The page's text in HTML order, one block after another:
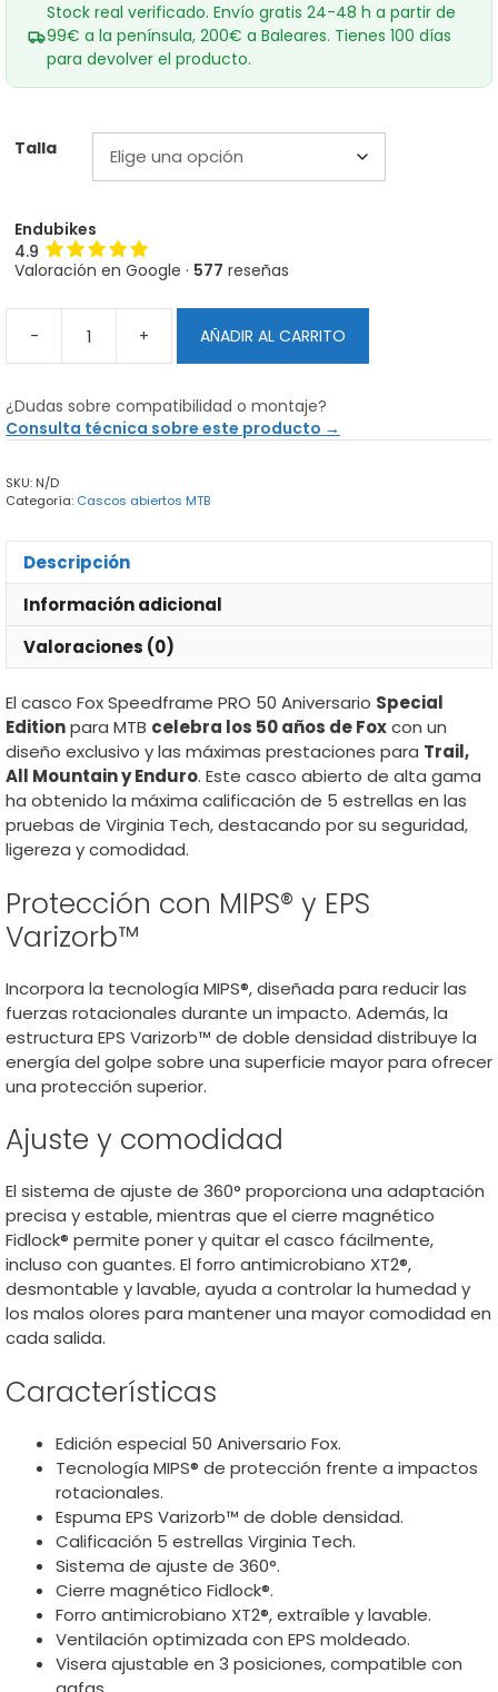
Stock real verificado. Envío gratis 24-48 h a partir de
99€ a la península, 200€ a Baleares. Tienes 100 días
para devolver el producto.
Talla
Endubikes
4.9
Valoración en Google · 577 reseñas
-
Casco
Fox
PRO
50
Edition
+ AÑADIR AL CARRITO
¿Dudas sobre compatibilidad o montaje?
Consulta técnica sobre este producto →
SKU: N/D
Categoría: Cascos abiertos MTB
Descripción
Información adicional
Valoraciones (0)
El casco Fox Speedframe PRO 50 Aniversario Special
Editionpara MTB celebra los 50 años de Foxcon un
diseño exclusivo y las máximas prestaciones para Trail,
All Mountain y Enduro. Este casco abierto de alta gama
ha obtenido la máxima calificación de 5 estrellas en las
pruebas de Virginia Tech, destacando por su seguridad,
ligereza y comodidad.
Protección con MIPS® y EPS
Varizorb™
Incorpora la tecnología MIPS®, diseñada para reducir las
fuerzas rotacionales durante un impacto. Además, la
estructura EPS Varizorb™ de doble densidad distribuye la
energía del golpe sobre una superficie mayor para ofrecer
una protección superior.
Ajuste y comodidad
El sistema de ajuste de 360° proporciona una adaptación
precisa y estable, mientras que el cierre magnético
Fidlock® permite poner y quitar el casco fácilmente,
incluso con guantes. El forro antimicrobiano XT2®,
desmontable y lavable, ayuda a controlar la humedad y
los malos olores para mantener una mayor comodidad en
cada salida.
Características
Edición especial 50 Aniversario Fox.
Tecnología MIPS® de protección frente a impactos
rotacionales.
Espuma EPS Varizorb™ de doble densidad.
Calificación 5 estrellas Virginia Tech.
Sistema de ajuste de 360°.
Cierre magnético Fidlock®.
Forro antimicrobiano XT2®, extraíble y lavable.
Ventilación optimizada con EPS moldeado.
Visera ajustable en 3 posiciones, compatible con